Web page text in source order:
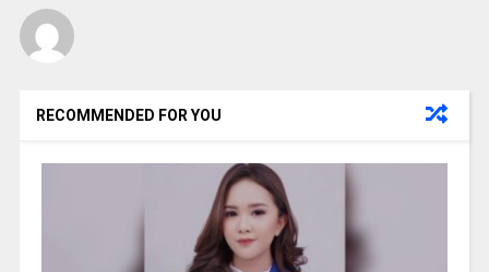
RECOMMENDED FOR YOU